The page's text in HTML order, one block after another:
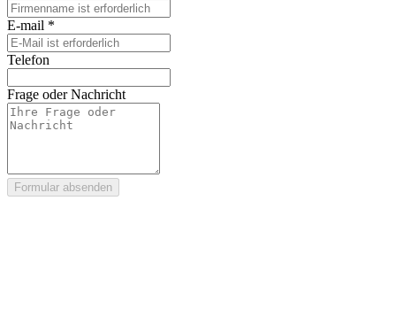
E-mail *
Telefon
Frage oder Nachricht
Formular absenden